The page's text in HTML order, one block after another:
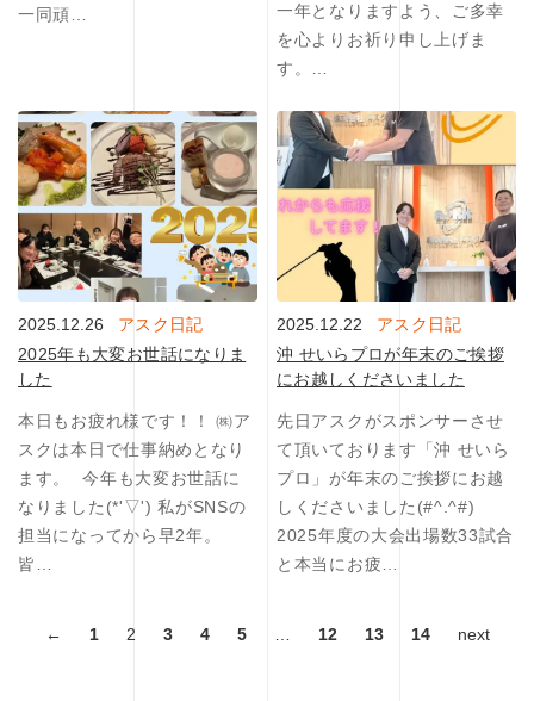
一同頑…
一年となりますよう、ご多幸
を心よりお祈り申し上げま
す。…
2025.12.26
アスク日記
2025年も大変お世話になりま
した
本日もお疲れ様です！！ ㈱ア
スクは本日で仕事納めとなり
ます。 ⁡ 今年も大変お世話に
なりました(*'▽') 私がSNSの
担当になってから早2年。⁡
皆…
2025.12.22
アスク日記
沖 せいらプロが年末のご挨拶
にお越しくださいました
先日アスクがスポンサーさせ
て頂いております「沖 せいら
プロ」が年末のご挨拶にお越
しくださいました(#^.^#)⁡
2025年度の大会出場数33試合
と本当にお疲…
← 1 2 3 4 5 12 13 14 next